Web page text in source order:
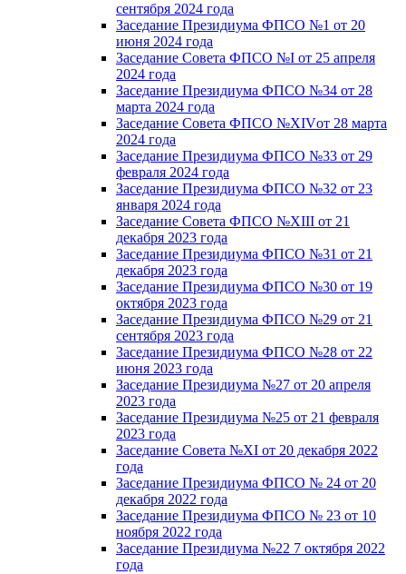
сентября 2024 года
Заседание Президиума ФПСО №1 от 20
июня 2024 года
Заседание Совета ФПСО №I от 25 апреля
2024 года
Заседание Президиума ФПСО №34 от 28
марта 2024 года
Заседание Совета ФПСО №XIVот 28 марта
2024 года
Заседание Президиума ФПСО №33 от 29
февраля 2024 года
Заседание Президиума ФПСО №32 от 23
января 2024 года
Заседание Совета ФПСО №XIII от 21
декабря 2023 года
Заседание Президиума ФПСО №31 от 21
декабря 2023 года
Заседание Президиума ФПСО №30 от 19
октября 2023 года
Заседание Президиума ФПСО №29 от 21
сентября 2023 года
Заседание Президиума ФПСО №28 от 22
июня 2023 года
Заседание Президиума №27 от 20 апреля
2023 года
Заседание Президиума №25 от 21 февраля
2023 года
Заседание Совета №XI от 20 декабря 2022
года
Заседание Президиума ФПСО № 24 от 20
декабря 2022 года
Заседание Президиума ФПСО № 23 от 10
ноября 2022 года
Заседание Президиума №22 7 октября 2022
года